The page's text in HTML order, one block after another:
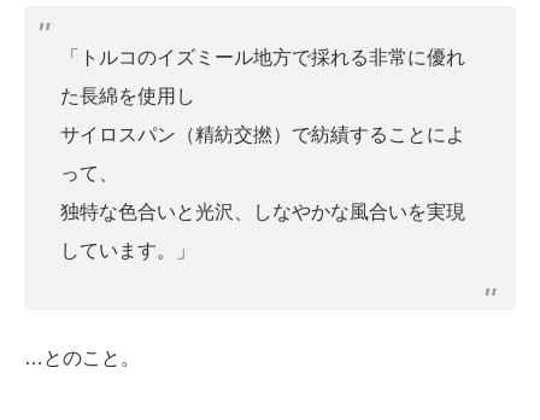
「トルコのイズミール地方で採れる非常に優れ
た長綿を使用し
サイロスパン（精紡交撚）で紡績することによ
って、
独特な色合いと光沢、しなやかな風合いを実現
しています。」
…とのこと。